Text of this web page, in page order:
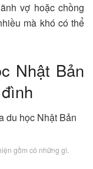
vợ hoặc chồng
mà khó có thể
Nhật Bản
gồm có những gì.